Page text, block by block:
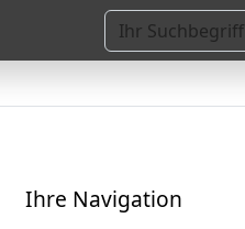
Ihre Navigation